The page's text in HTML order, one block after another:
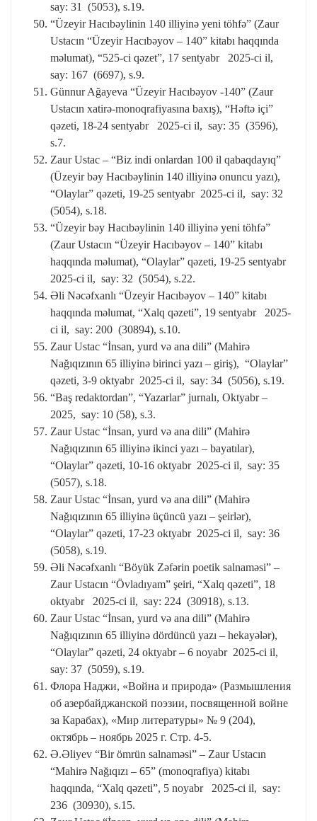
say: 31 (5053), s.19.
“Üzeyir Hacıbəylinin 140 illiyinə yeni töhfə” (Zaur
Ustacın “Üzeyir Hacıbəyov – 140” kitabı haqqında
məlumat), “525-ci qəzet”, 17 sentyabr 2025-ci il,
say: 167 (6697), s.9.
Günnur Ağayeva “Üzeyir Hacıbəyov -140” (Zaur
Ustacın xatirə-monoqrafiyasına baxış), “Həftə içi”
qəzeti, 18-24 sentyabr 2025-ci il, say: 35 (3596),
s.7.
Zaur Ustac – “Biz indi onlardan 100 il qabaqdayıq”
(Üzeyir bəy Hacıbəylinin 140 illiyinə onuncu yazı),
“Olaylar” qəzeti, 19-25 sentyabr 2025-ci il, say: 32
(5054), s.18.
“Üzeyir bəy Hacıbəylinin 140 illiyinə yeni töhfə”
(Zaur Ustacın “Üzeyir Hacıbəyov – 140” kitabı
haqqında məlumat), “Olaylar” qəzeti, 19-25 sentyabr
2025-ci il, say: 32 (5054), s.22.
Əli Nəcəfxanlı “Üzeyir Hacıbəyov – 140” kitabı
haqqında məlumat, “Xalq qəzeti”, 19 sentyabr 2025-
ci il, say: 200 (30894), s.10.
Zaur Ustac “İnsan, yurd və ana dili” (Mahirə
Nağıqızının 65 illiyinə birinci yazı – giriş), “Olaylar”
qəzeti, 3-9 oktyabr 2025-ci il, say: 34 (5056), s.19.
“Baş redaktordan”, “Yazarlar” jurnalı, Oktyabr –
2025, say: 10 (58), s.3.
Zaur Ustac “İnsan, yurd və ana dili” (Mahirə
Nağıqızının 65 illiyinə ikinci yazı – bayatılar),
“Olaylar” qəzeti, 10-16 oktyabr 2025-ci il, say: 35
(5057), s.18.
Zaur Ustac “İnsan, yurd və ana dili” (Mahirə
Nağıqızının 65 illiyinə üçüncü yazı – şeirlər),
“Olaylar” qəzeti, 17-23 oktyabr 2025-ci il, say: 36
(5058), s.19.
Əli Nəcəfxanlı “Böyük Zəfərin poetik salnaməsi” –
Zaur Ustacın “Övladıyam” şeiri, “Xalq qəzeti”, 18
oktyabr 2025-ci il, say: 224 (30918), s.13.
Zaur Ustac “İnsan, yurd və ana dili” (Mahirə
Nağıqızının 65 illiyinə dördüncü yazı – hekayələr),
“Olaylar” qəzeti, 24 oktyabr – 6 noyabr 2025-ci il,
say: 37 (5059), s.19.
Флора Наджи, «Война и природа» (Размышления
об азербайджанской поэзии, посвященной войне
за Карабах), «Мир литературы» № 9 (204),
октябрь – ноябрь 2025 г. Стр. 4-5.
Ə.Əliyev “Bir ömrün salnaməsi” – Zaur Ustacın
“Mahirə Nağıqızı – 65” (monoqrafiya) kitabı
haqqında, “Xalq qəzeti”, 5 noyabr 2025-ci il, say:
236 (30930), s.15.